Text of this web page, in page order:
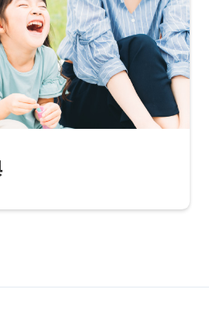
of
this
website
will
be
so
not